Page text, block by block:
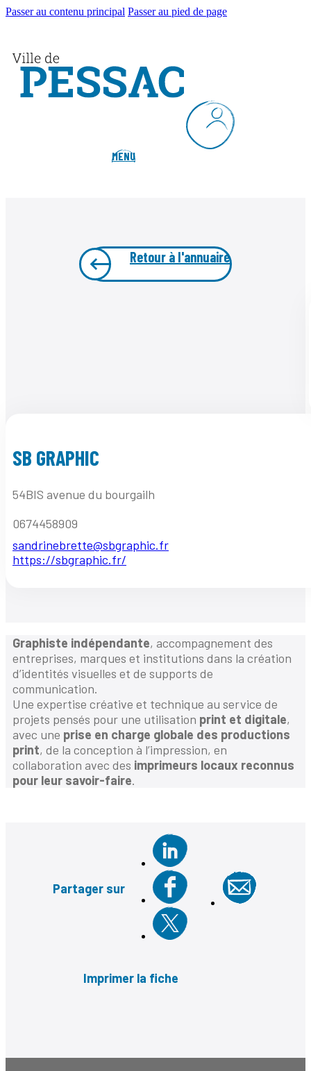
Passer au contenu principal Passer au pied de page
MENU
Retour à l'annuaire
SB GRAPHIC
54BIS avenue du bourgailh
0674458909
sandrinebrette@sbgraphic.fr
https://sbgraphic.fr/
Graphiste indépendante, accompagnement des
entreprises, marques et institutions dans la création
d’identités visuelles et de supports de
communication.
Une expertise créative et technique au service de
projets pensés pour une utilisation print et digitale,
avec une prise en charge globale des productions
print, de la conception à l’impression, en
collaboration avec des imprimeurs locaux reconnus
pour leur savoir-faire.
Partager sur
Imprimer la fiche